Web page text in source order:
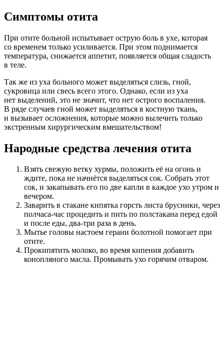
Симптомы отита
При отите больной испытывает острую боль в ухе, которая
со временем только усиливается. При этом поднимается
температура, снижается аппетит, появляется общая сладость
в теле.
Так же из уха больного может выделяться слизь, гной,
сукровица или свесь всего этого. Однако, если из уха
нет выделений, это не значит, что нет острого воспаления.
В ряде случаев гной может выделяться в костную ткань,
и вызывает осложнения, которые можно вылечить только
экстренным хирургическим вмешательством!
Народные средства лечения отита
Взять свежую ветку хурмы, положить её на огонь и
ждите, пока не начнётся выделяться сок. Собрать этот
сок, и закапывать его по две капли в каждое ухо утром и
вечером.
Заварить в стакане кипятка горсть листа брусники, через
полчаса-час процедить и пить по полстакана перед едой
и после еды, два-три раза в день.
Мытье головы настоем герани болотной помогает при
отите.
Прокипятить молоко, во время кипения добавить
конопляного масла. Промывать ухо горячим отваром.